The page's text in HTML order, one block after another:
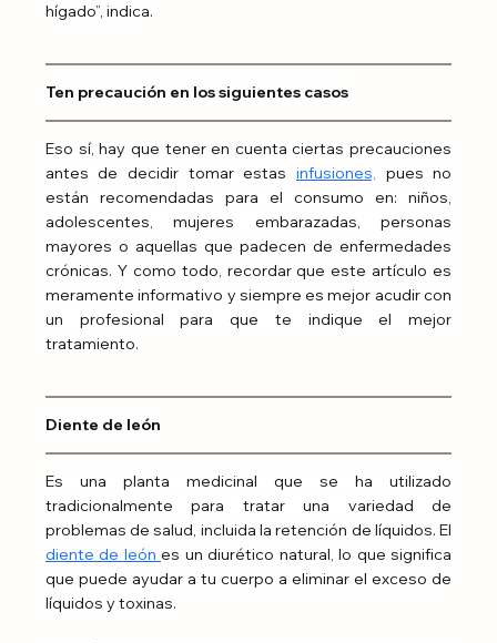
hígado”, indica.
Ten precaución en los siguientes casos
Eso sí, hay que tener en cuenta ciertas precauciones
antes de decidir tomar estas infusiones, pues no
están recomendadas para el consumo en: niños,
adolescentes, mujeres embarazadas, personas
mayores o aquellas que padecen de enfermedades
crónicas. Y como todo, recordar que este artículo es
meramente informativo y siempre es mejor acudir con
un profesional para que te indique el mejor
tratamiento.
Diente de león
Es una planta medicinal que se ha utilizado
tradicionalmente para tratar una variedad de
problemas de salud, incluida la retención de líquidos. El
diente de león es un diurético natural, lo que significa
que puede ayudar a tu cuerpo a eliminar el exceso de
líquidos y toxinas.